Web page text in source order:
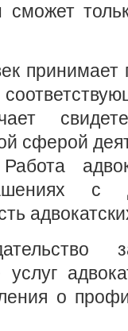
сможет
сферой
с
услуг
о